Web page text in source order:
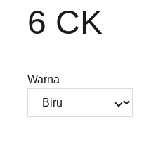
6 CK
Warna